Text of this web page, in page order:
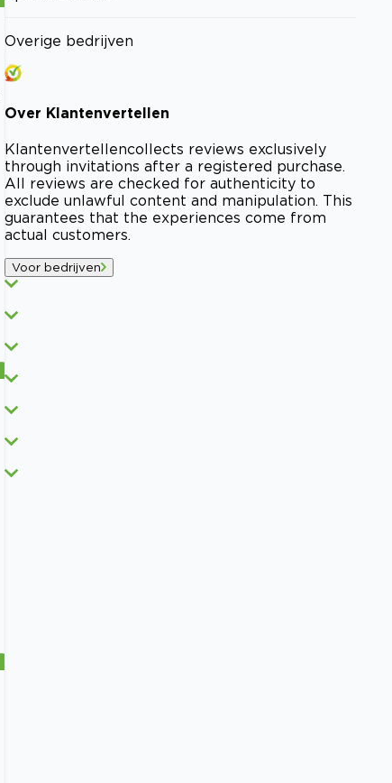
Overige bedrijven
Over Klantenvertellen
Klantenvertellencollects reviews exclusively
through invitations after a registered purchase.
All reviews are checked for authenticity to
exclude unlawful content and manipulation. This
guarantees that the experiences come from
actual customers.
Voor bedrijven